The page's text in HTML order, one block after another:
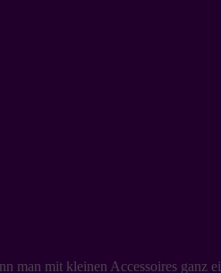
man mit kleinen Accessoires